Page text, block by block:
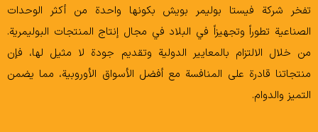
تفخر شركة فيستا بوليمر بويش بكونها واحدة من أكثر الوحدات
الصناعية تطوراً وتجهيزاً في البلاد في مجال إنتاج المنتجات البوليمرية.
من خلال الالتزام بالمعايير الدولية وتقديم جودة لا مثيل لها، فإن
منتجاتنا قادرة على المنافسة مع أفضل الأسواق الأوروبية، مما يضمن
التميز والدوام.